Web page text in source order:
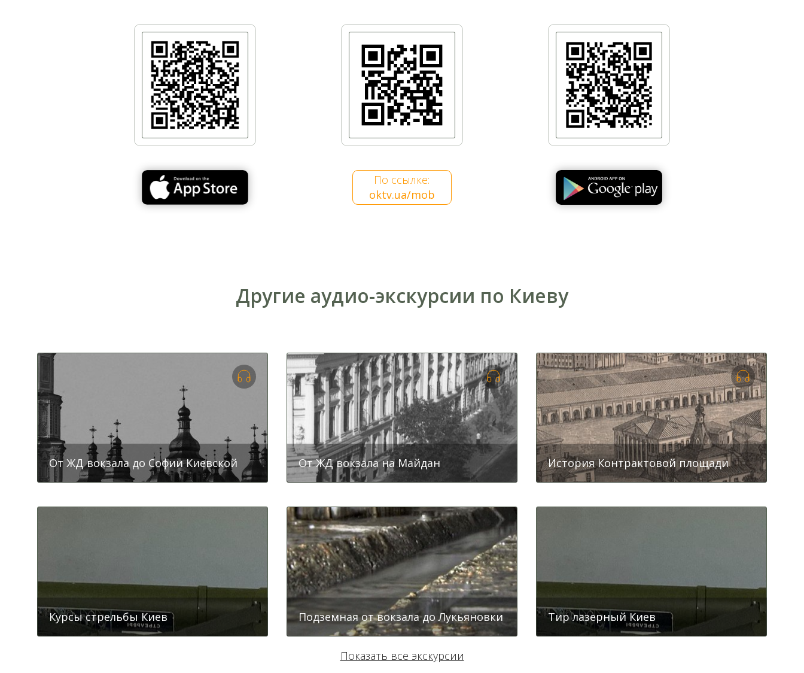
От площади Льва Толстого по
Большой Васильковской
Киево-Печерская Лавра - часть 1 Муралы - верхний город
Киево-Печерская Лавра - часть 2 По улице Терещенковской
София Киевская Аудио экскурсия Почтовая площадь
По ссылке:
oktv.ua/mob
Другие аудио-экскурсии по Киеву
От ЖД вокзала до Софии Киевской От ЖД вокзала на Майдан История Контрактовой площади
Курсы стрельбы Киев Подземная от вокзала до Лукьяновки Тир лазерный Киев
Показать все экскурсии